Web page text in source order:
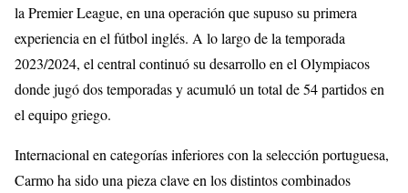
la Premier League, en una operación que supuso su primera
experiencia en el fútbol inglés. A lo largo de la temporada
2023/2024, el central continuó su desarrollo en el Olympiacos
donde jugó dos temporadas y acumuló un total de 54 partidos en
el equipo griego.
Internacional en categorías inferiores con la selección portuguesa,
Carmo ha sido una pieza clave en los distintos combinados